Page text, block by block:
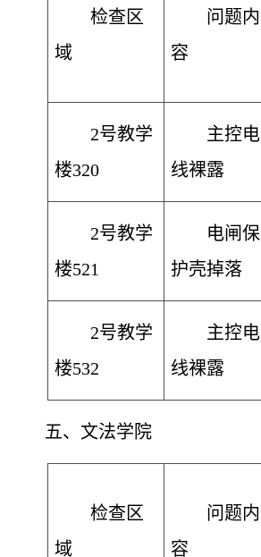
检查区
域
问题内
容
2号教学
楼320
主控电
线裸露
2号教学
楼521
电闸保
护壳掉落
2号教学
楼532
主控电
线裸露
五、文法学院
检查区
域
问题内
容